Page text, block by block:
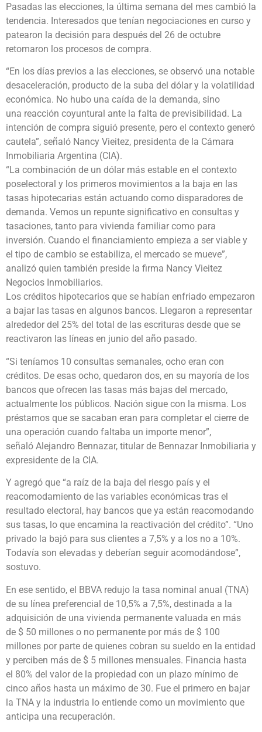
Pasadas las elecciones, la última semana del mes cambió la
tendencia. Interesados que tenían negociaciones en curso y
patearon la decisión para después del 26 de octubre
retomaron los procesos de compra.
“En los días previos a las elecciones, se observó una notable
desaceleración, producto de la suba del dólar y la volatilidad
económica. No hubo una caída de la demanda, sino
una reacción coyuntural ante la falta de previsibilidad. La
intención de compra siguió presente, pero el contexto generó
cautela”, señaló Nancy Vieitez, presidenta de la Cámara
Inmobiliaria Argentina (CIA).
“La combinación de un dólar más estable en el contexto
poselectoral y los primeros movimientos a la baja en las
tasas hipotecarias están actuando como disparadores de
demanda. Vemos un repunte significativo en consultas y
tasaciones, tanto para vivienda familiar como para
inversión. Cuando el financiamiento empieza a ser viable y
el tipo de cambio se estabiliza, el mercado se mueve”,
analizó quien también preside la firma Nancy Vieitez
Negocios Inmobiliarios.
Los créditos hipotecarios que se habían enfriado empezaron
a bajar las tasas en algunos bancos. Llegaron a representar
alrededor del 25% del total de las escrituras desde que se
reactivaron las líneas en junio del año pasado.
“Si teníamos 10 consultas semanales, ocho eran con
créditos. De esas ocho, quedaron dos, en su mayoría de los
bancos que ofrecen las tasas más bajas del mercado,
actualmente los públicos. Nación sigue con la misma. Los
préstamos que se sacaban eran para completar el cierre de
una operación cuando faltaba un importe menor”,
señaló Alejandro Bennazar, titular de Bennazar Inmobiliaria y
expresidente de la CIA.
Y agregó que “a raíz de la baja del riesgo país y el
reacomodamiento de las variables económicas tras el
resultado electoral, hay bancos que ya están reacomodando
sus tasas, lo que encamina la reactivación del crédito”. “Uno
privado la bajó para sus clientes a 7,5% y a los no a 10%.
Todavía son elevadas y deberían seguir acomodándose”,
sostuvo.
En ese sentido, el BBVA redujo la tasa nominal anual (TNA)
de su línea preferencial de 10,5% a 7,5%, destinada a la
adquisición de una vivienda permanente valuada en más
de $ 50 millones o no permanente por más de $ 100
millones por parte de quienes cobran su sueldo en la entidad
y perciben más de $ 5 millones mensuales. Financia hasta
el 80% del valor de la propiedad con un plazo mínimo de
cinco años hasta un máximo de 30. Fue el primero en bajar
la TNA y la industria lo entiende como un movimiento que
anticipa una recuperación.